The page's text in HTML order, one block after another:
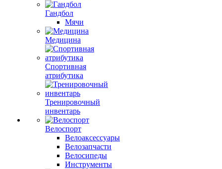
Гандбол
Мячи
Медицина
Спортивная
атрибутика
Тренировочный
инвентарь
Велоспорт
Велоаксессуары
Велозапчасти
Велосипеды
Инструменты